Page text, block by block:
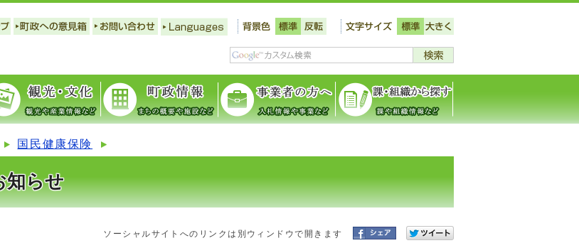
国民健康保険
知らせ
ソーシャルサイトへのリンクは別ウィンドウで開きます